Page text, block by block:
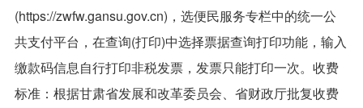
(https://zwfw.gansu.gov.cn)，选便民服务专栏中的统一公
共支付平台，在查询(打印)中选择票据查询打印功能，输入
缴款码信息自行打印非税发票，发票只能打印一次。收费
标准：根据甘肃省发展和改革委员会、省财政厅批复收费